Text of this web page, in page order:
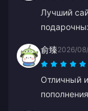
Лучший
пробовал
Так
俞臻2026/
Отличный